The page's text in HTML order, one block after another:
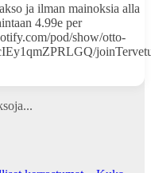
ja ilman mainoksia alla
4.99e per
pod/show/otto-